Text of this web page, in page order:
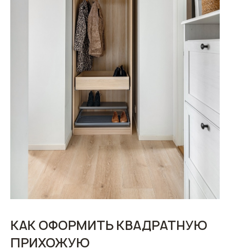
КАК ОФОРМИТЬ КВАДРАТНУЮ
ПРИХОЖУЮ